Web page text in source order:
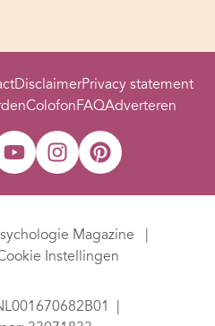
DisclaimerPrivacy statement
ColofonFAQAdverteren
Magazine
Instellingen